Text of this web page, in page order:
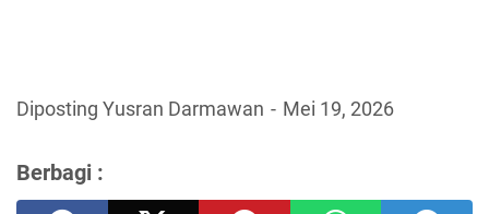
Diposting Yusran Darmawan Mei 19, 2026
Berbagi :